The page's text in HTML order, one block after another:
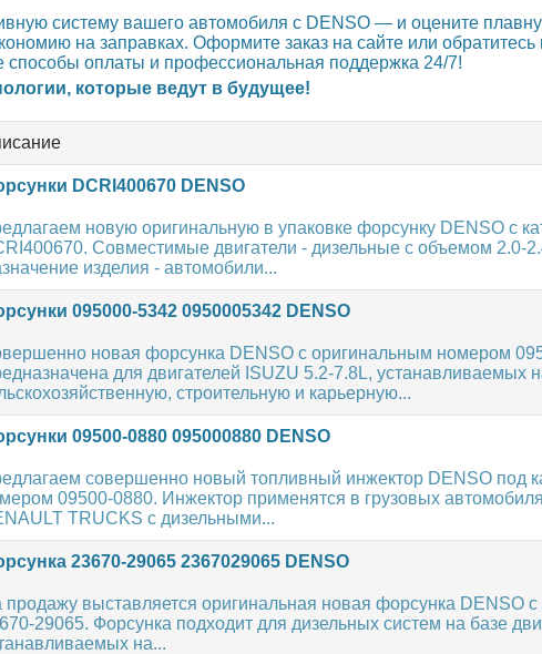
систему вашего автомобиля с DENSO — и оцените
на заправках. Оформите заказ на сайте или
способы оплаты и профессиональная поддержка 24/7!
которые ведут в будущее!
DCRI400670 DENSO
новую оригинальную в упаковке форсунку DENSO с
Совместимые двигатели - дизельные с объемом 2.0-
изделия - автомобили...
095000-5342 0950005342 DENSO
новая форсунка DENSO с оригинальным номером
для двигателей ISUZU 5.2-7.8L, устанавливаемых
строительную и карьерную...
09500-0880 095000880 DENSO
совершенно новый топливный инжектор DENSO под
09500-0880. Инжектор применятся в грузовых
TRUCKS с дизельными...
23670-29065 2367029065 DENSO
продажу выставляется оригинальная новая форсунка DENSO
29065. Форсунка подходит для дизельных систем на базе
на...